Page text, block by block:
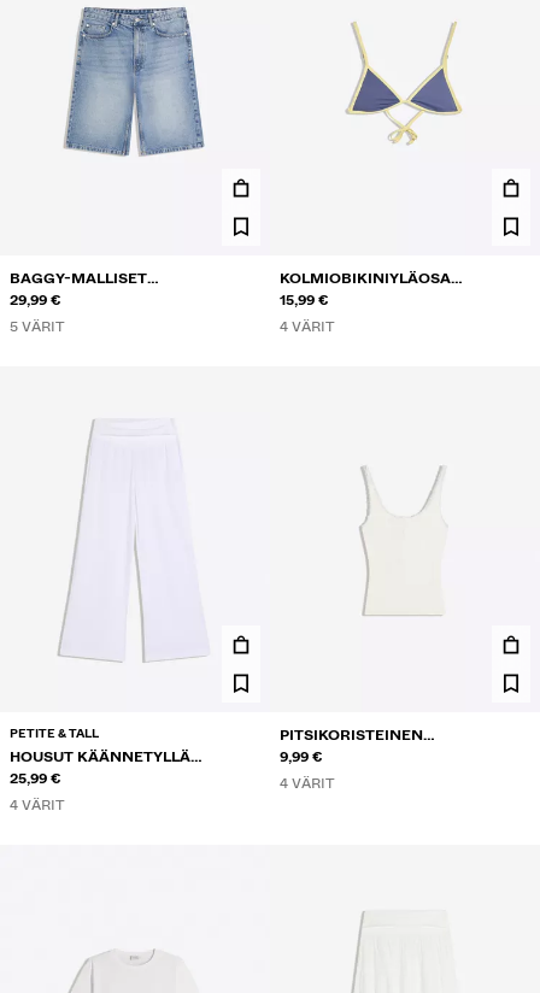
BAGGY-MALLISET
FARKKUBERMUDASHORTSIT
29,99 €
5 VÄRIT
KOLMIOBIKINIYLÄOSA
KONTRASTILLA
15,99 €
4 VÄRIT
PETITE & TALL
HOUSUT KÄÄNNETYLLÄ
VYÖTÄRÖLLÄ
25,99 €
4 VÄRIT
PITSIKORISTEINEN
OLKAINTOPPI NAPPIKAULA-
AUKOLLA
9,99 €
4 VÄRIT